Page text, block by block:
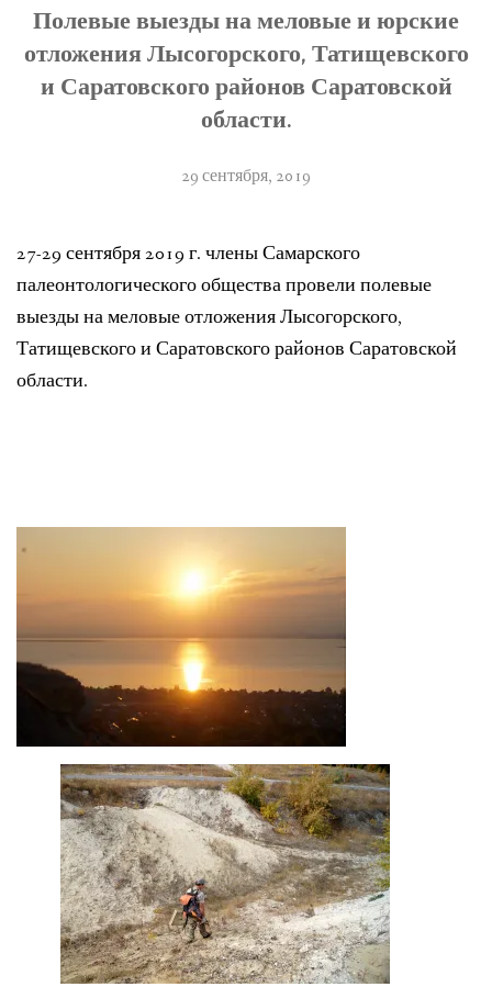
ЛИТЕРАТУРА
ГРУППА ВКОНТАКТЕ
ПОЗДРАВЛЕНИЯ
КОНТАКТЫ
ДОКУМЕНТЫ
Полевые выезды на меловые и юрские
отложения Лысогорского, Татищевского
и Саратовского районов Саратовской
области.
29 сентября, 2019
27-29 сентября 2019 г. члены Самарского
палеонтологического общества провели полевые
выезды на меловые отложения Лысогорского,
Татищевского и Саратовского районов Саратовской
области.